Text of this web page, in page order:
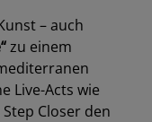
– auch
zu einem
Live-Acts wie
Closer den